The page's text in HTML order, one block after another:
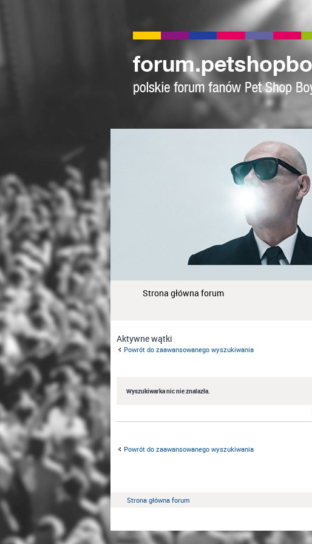
Strona główna forum
Aktywne wątki
Powrót do zaawansowanego wyszukiwania
Wyszukiwarka nic nie znalazła.
Powrót do zaawansowanego wyszukiwania
Strona główna forum